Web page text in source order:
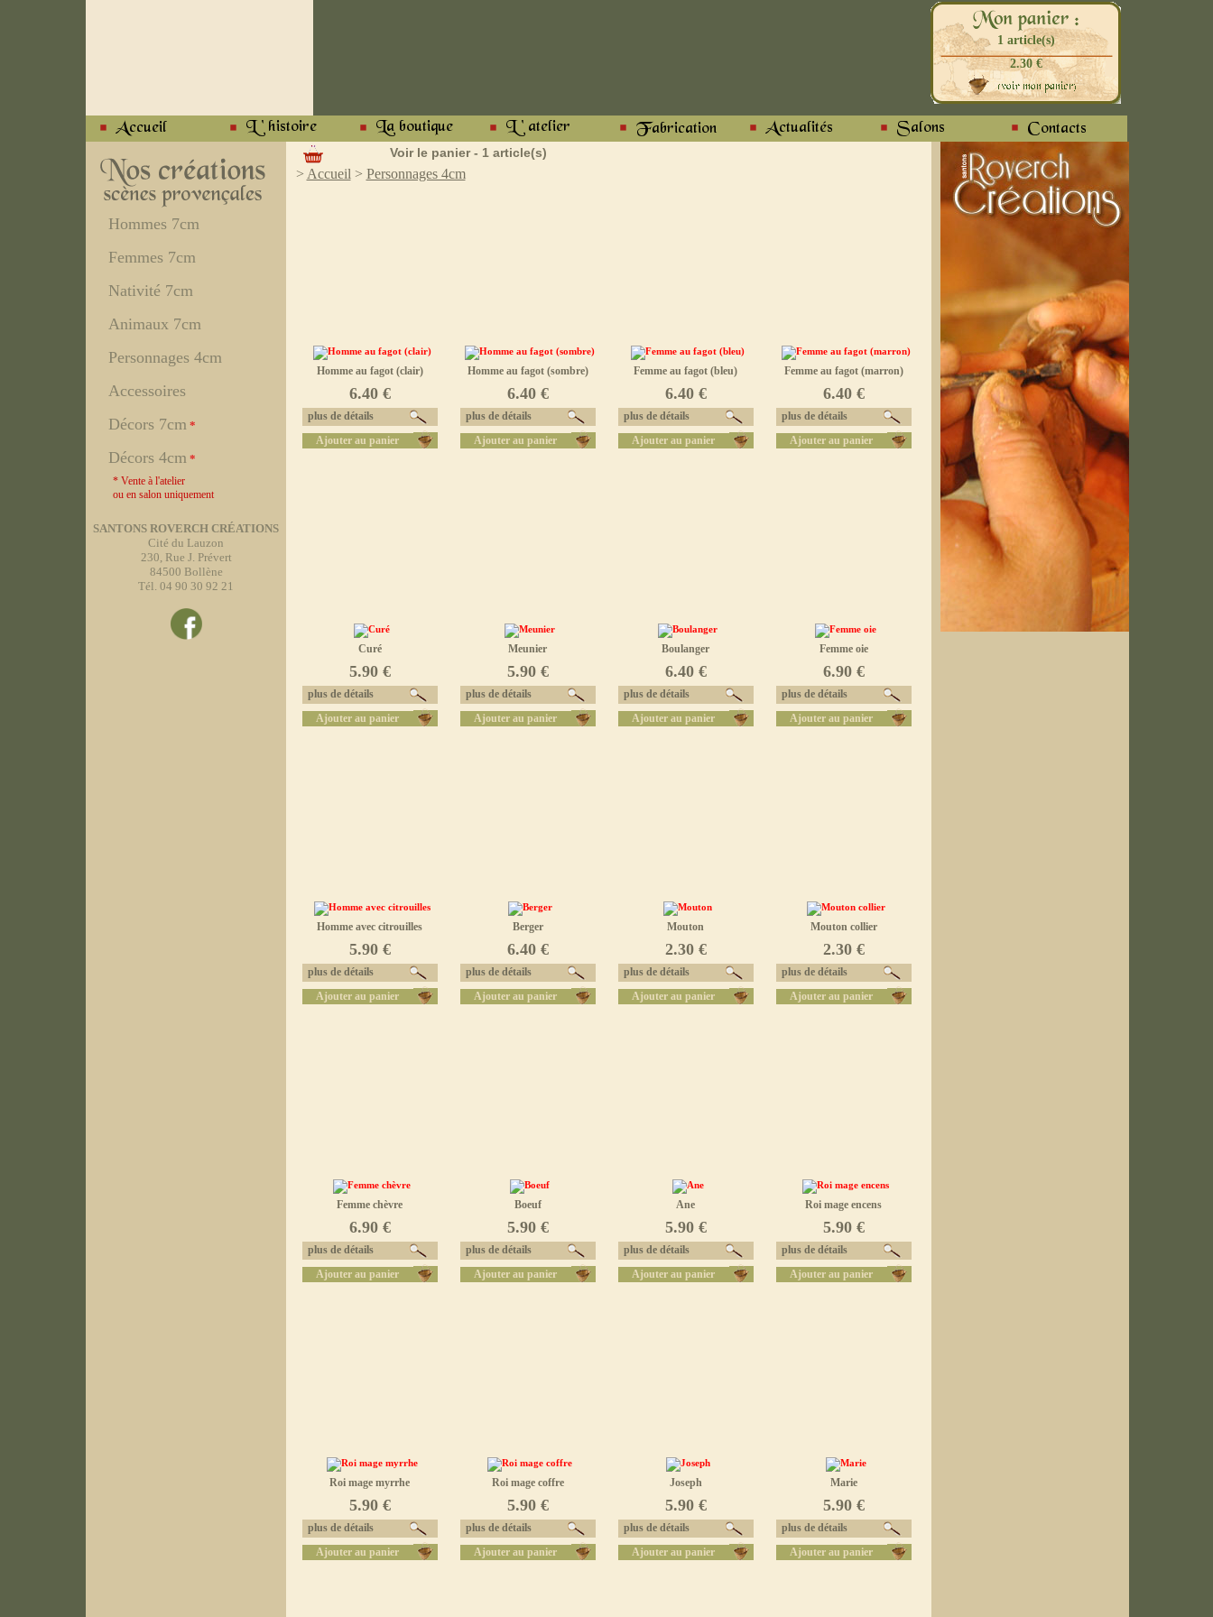
Hommes 7cm
Femmes 7cm
Nativité 7cm
Animaux 7cm
Personnages 4cm
Accessoires
Décors 7cm *
Décors 4cm *
* Vente à l'atelier
ou en salon uniquement
SANTONS ROVERCH CRÉATIONS
Cité du Lauzon
230, Rue J. Prévert
84500 Bollène
Tél. 04 90 30 92 21
Voir le panier - 1 article(s)
> Accueil > Personnages 4cm
Homme au fagot (clair)
6.40 €
plus de détails
Ajouter au panier
Homme au fagot (sombre)
6.40 €
plus de détails
Ajouter au panier
Femme au fagot (bleu)
6.40 €
plus de détails
Ajouter au panier
Femme au fagot (marron)
6.40 €
plus de détails
Ajouter au panier
Curé
5.90 €
plus de détails
Ajouter au panier
Meunier
5.90 €
plus de détails
Ajouter au panier
Boulanger
6.40 €
plus de détails
Ajouter au panier
Femme oie
6.90 €
plus de détails
Ajouter au panier
Homme avec citrouilles
5.90 €
plus de détails
Ajouter au panier
Berger
6.40 €
plus de détails
Ajouter au panier
Mouton
2.30 €
plus de détails
Ajouter au panier
Mouton collier
2.30 €
plus de détails
Ajouter au panier
Femme chèvre
6.90 €
plus de détails
Ajouter au panier
Boeuf
5.90 €
plus de détails
Ajouter au panier
Ane
5.90 €
plus de détails
Ajouter au panier
Roi mage encens
5.90 €
plus de détails
Ajouter au panier
Roi mage myrrhe
5.90 €
plus de détails
Ajouter au panier
Roi mage coffre
5.90 €
plus de détails
Ajouter au panier
Joseph
5.90 €
plus de détails
Ajouter au panier
Marie
5.90 €
plus de détails
Ajouter au panier
1 article(s)
2.30 €